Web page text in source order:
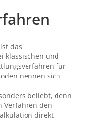
das
klassischen und
für
nennen sich
beliebt, denn
Verfahren den
direkt